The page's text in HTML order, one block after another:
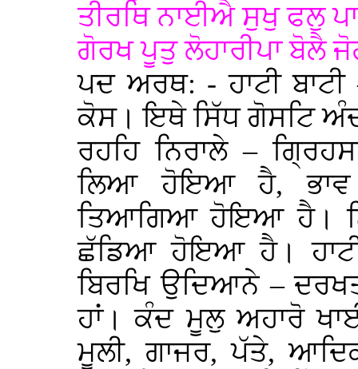
ਤੀਰਥਿ ਨਾਈਐ ਸੁਖੁ ਫਲੁ
ਗੋਰਖ ਪੂਤੁ ਲੋਹਾਰੀਪਾ ਬੋਲੈ
ਪਦ ਅਰਥ: - ਹਾਟੀ
ਕੋਸ। ਇਥੇ ਸਿੱਧ ਗੋਸਟਿ
ਰਹਹਿ ਨਿਰਾਲੇ –
ਲਿਆ ਹੋਇਆ ਹੈ, ਭਾਵ
ਤਿਆਗਿਆ ਹੋਇਆ ਹੈ।
ਛੱਡਿਆ ਹੋਇਆ ਹੈ।
ਬਿਰਖਿ ਉਦਿਆਨੇ –
ਹਾਂ। ਕੰਦ ਮੂਲੁ ਅਹਾਰੋ
ਮੂਲੀ, ਗਾਜਰ, ਪੱਤੇ,